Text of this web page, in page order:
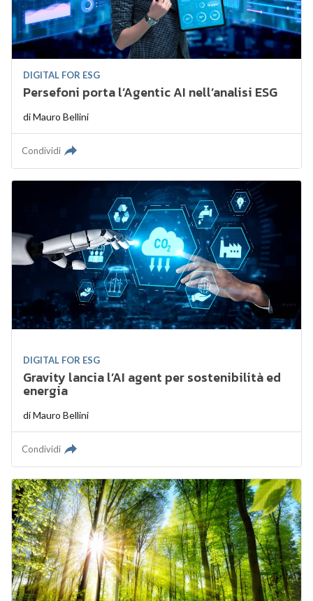
DIGITAL FOR ESG
Persefoni porta l’Agentic AI nell’analisi ESG
diMauro Bellini
Condividi
DIGITAL FOR ESG
Gravity lancia l’AI agent per sostenibilità ed
energia
diMauro Bellini
Condividi